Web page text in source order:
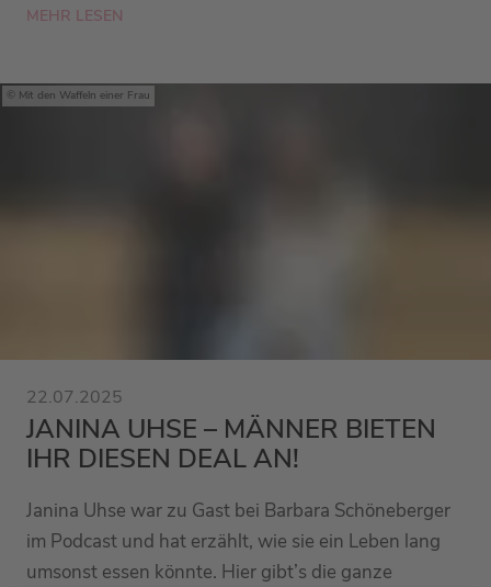
MEHR LESEN
Mit den Waffeln einer Frau
22.07.2025
JANINA UHSE – MÄNNER BIETEN
IHR DIESEN DEAL AN!
Janina Uhse war zu Gast bei Barbara Schöneberger
im Podcast und hat erzählt, wie sie ein Leben lang
umsonst essen könnte. Hier gibt’s die ganze